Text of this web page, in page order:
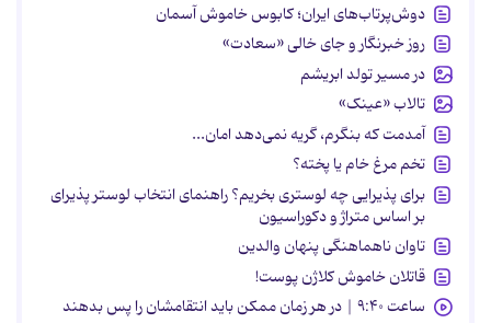
دوش‌پرتاب‌های ایران؛ کابوس خاموش آسمان
روز خبرنگار و جای خالی «سعادت»
در مسیر تولد ابریشم
تالاب «عینک»
آمدمت که بنگرم، گریه نمی‌دهد امان...
تخم مرغ خام یا پخته؟
برای پذیرایی چه لوستری بخریم؟ راهنمای انتخاب لوستر پذیرای
بر اساس متراژ و دکوراسیون
تاوان ناهماهنگی پنهان والدین
قاتلان خاموش کلاژن پوست!
ساعت ۹:۴۰ | در هر زمان ممکن باید انتقامشان را پس بدهند